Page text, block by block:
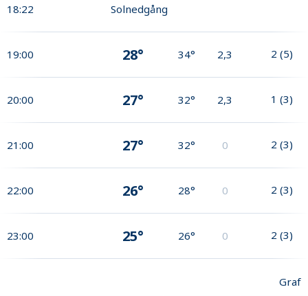
18:22 Solnedgång
19:00 28° 34° 2,3 2 (5)
20:00 27° 32° 2,3 1 (3)
21:00 27° 32° 0 2 (3)
22:00 26° 28° 0 2 (3)
23:00 25° 26° 0 2 (3)
Graf